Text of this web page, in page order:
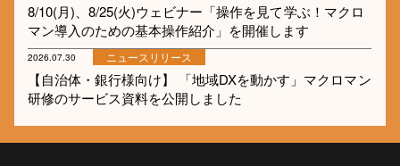
8/10(月)、8/25(火)ウェビナー「操作を見て学ぶ！マクロ
マン導入のための基本操作紹介」を開催します
2026.07.30 ニュースリリース
【自治体・銀行様向け】 「地域DXを動かす」マクロマン
研修のサービス資料を公開しました